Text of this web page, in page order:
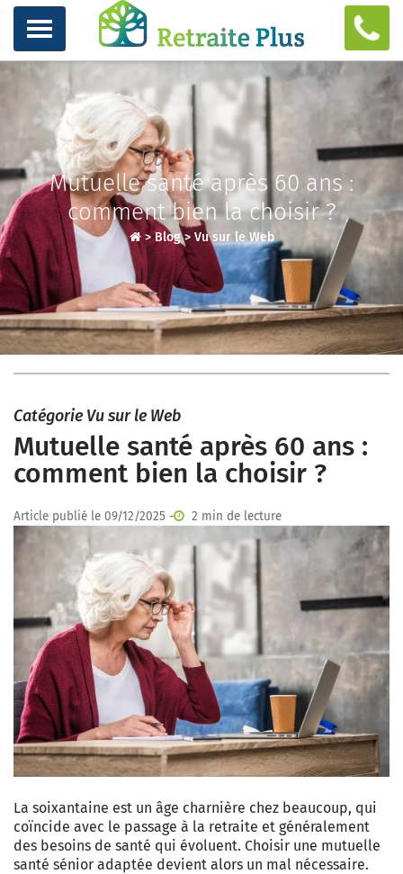
Mutuelle santé après 60 ans :
comment bien la choisir ?
>Blog> Vu sur le Web
Catégorie Vu sur le Web
Mutuelle santé après 60 ans :
comment bien la choisir ?
Article publié le 09/12/2025 - 2 min de lecture
La soixantaine est un âge charnière chez beaucoup, qui
coïncide avec le passage à la retraite et généralement
des besoins de santé qui évoluent. Choisir une mutuelle
santé sénior adaptée devient alors un mal nécessaire.